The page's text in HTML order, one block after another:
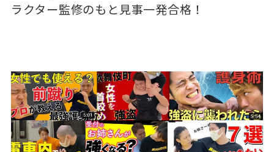
ラクター監修のもと見事一発合格！